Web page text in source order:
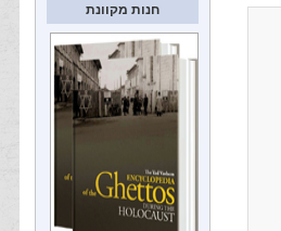
חנות מקוונת